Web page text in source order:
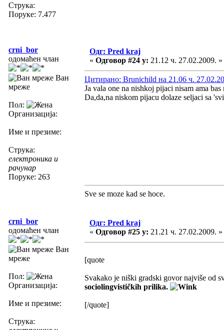
Струка:
Поруке: 7.477
crni_bor
одомаћен члан
Ван
мреже
Пол:
Организација:
Име и презиме:
Струка:
електроника и
рачунар
Поруке: 263
Одг: Pred kraj
« Одговор #24 у: 21.12 ч. 27.02.2009. »
Цитирано: Brunichild на 21.06 ч.
Ja vala one na nishkoj pijaci nisam ama
Da,da,na niskom pijacu dolaze seljaci sa
Sve se moze kad se hoce.
crni_bor
одомаћен члан
Ван
мреже
Пол:
Организација:
Име и презиме:
Струка:
Одг: Pred kraj
« Одговор #25 у: 21.21 ч. 27.02.2009. »
[quote
Svakako je niški gradski govor najviše od
sociolingvističkih prilika.
[/quote]